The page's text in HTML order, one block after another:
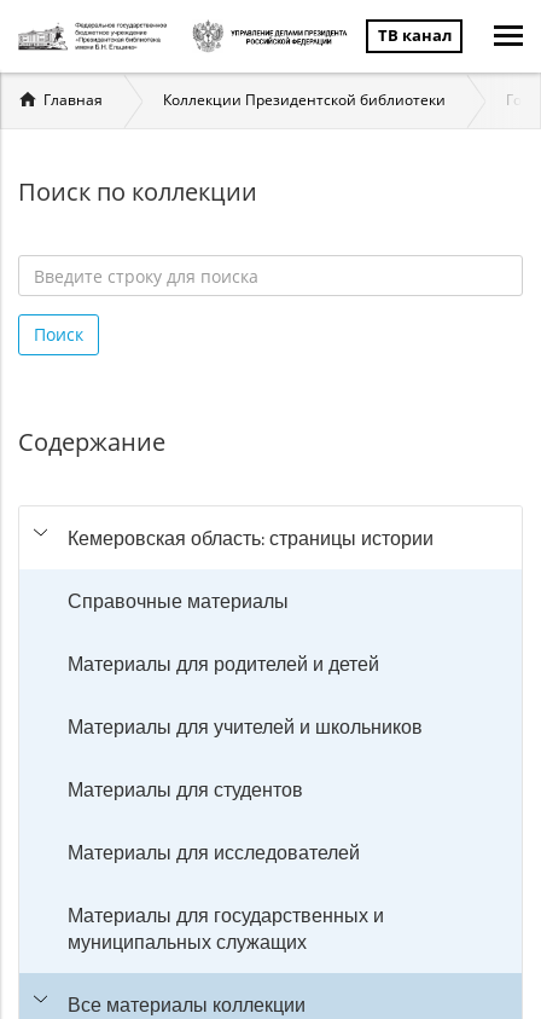
ТВ канал
Вы
здесь
Главная Коллекции Президентской библиотеки
Поиск по коллекции
строку
для
Поиск
Содержание
Кемеровская область: страницы истории
Справочные материалы
Материалы для родителей и детей
Материалы для учителей и школьников
Материалы для студентов
Материалы для исследователей
Материалы для государственных и
муниципальных служащих
Все материалы коллекции